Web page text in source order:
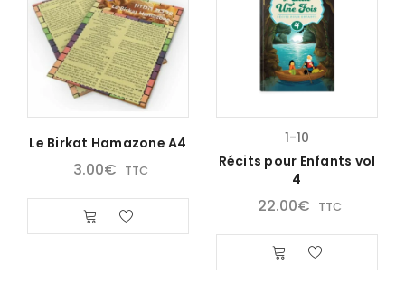
Le Birkat Hamazone A4
3.00€ TTC
1-10
Récits pour Enfants vol
4
22.00€ TTC